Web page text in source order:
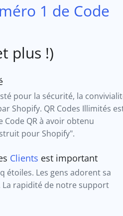
1 de Code
plus !)
pour la sécurité, la
Shopify. QR Codes Illimités
Code QR à avoir obtenu
pour Shopify".
Clients est important
étoiles. Les gens adorent sa
rapidité de notre support